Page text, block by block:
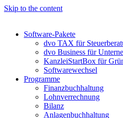
Skip to the content
Software-Pakete
dvo TAX für
dvo Business für
KanzleiStartBox für
Softwarewechsel
Programme
Finanzbuchhaltung
Lohnverrechnung
Bilanz
Anlagenbuchhaltung